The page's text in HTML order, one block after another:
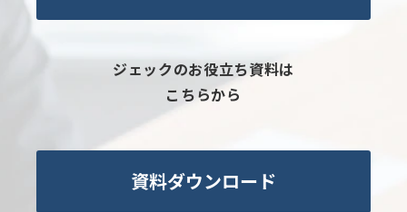
ジェックのお役立ち資料は
こちらから
資料ダウンロード